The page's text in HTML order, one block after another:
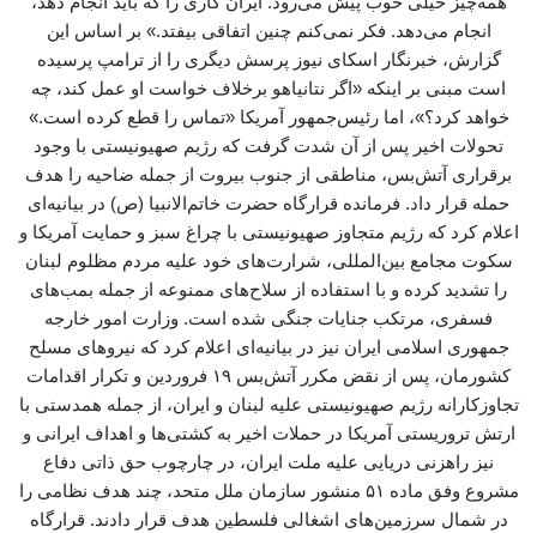
انجام می‌دهد. فکر نمی‌کنم چنین اتفاقی بیفتد.» بر اساس این
گزارش، خبرنگار اسکای نیوز پرسش دیگری را از ترامپ پرسیده
است مبنی بر اینکه «اگر نتانیاهو برخلاف خواست او عمل کند، چه
خواهد کرد؟»، اما رئیس‌جمهور آمریکا «تماس را قطع کرده است.»
تحولات اخیر پس از آن شدت گرفت که رژیم صهیونیستی با وجود
برقراری آتش‌بس، مناطقی از جنوب بیروت از جمله ضاحیه را هدف
حمله قرار داد. فرمانده قرارگاه حضرت خاتم‌الانبیا (ص) در بیانیه‌ای
اعلام کرد که رژیم متجاوز صهیونیستی با چراغ سبز و حمایت آمریکا و
سکوت مجامع بین‌المللی، شرارت‌های خود علیه مردم مظلوم لبنان
را تشدید کرده و با استفاده از سلاح‌های ممنوعه از جمله بمب‌های
فسفری، مرتکب جنایات جنگی شده است. وزارت امور خارجه
جمهوری اسلامی ایران نیز در بیانیه‌ای اعلام کرد که نیروهای مسلح
کشورمان، پس از نقض مکرر آتش‌بس ۱۹ فروردین و تکرار اقدامات
تجاوزکارانه رژیم صهیونیستی علیه لبنان و ایران، از جمله همدستی با
ارتش تروریستی آمریکا در حملات اخیر به کشتی‌ها و اهداف ایرانی و
نیز راهزنی دریایی علیه ملت ایران، در چارچوب حق ذاتی دفاع
مشروع وفق ماده ۵۱ منشور سازمان ملل متحد، چند هدف نظامی را
در شمال سرزمین‌های اشغالی فلسطین هدف قرار دادند. قرارگاه